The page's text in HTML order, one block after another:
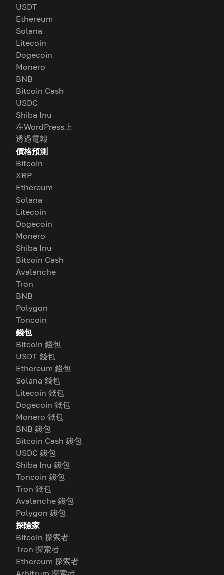
USDT
Ethereum
Solana
Litecoin
Dogecoin
Monero
BNB
Bitcoin Cash
USDC
Shiba Inu
在WordPress上
透過電報
價格預測
Bitcoin
XRP
Ethereum
Solana
Litecoin
Dogecoin
Monero
Shiba Inu
Bitcoin Cash
Avalanche
Tron
BNB
Polygon
Toncoin
錢包
Bitcoin 錢包
USDT 錢包
Ethereum 錢包
Solana 錢包
Litecoin 錢包
Dogecoin 錢包
Monero 錢包
BNB 錢包
Bitcoin Cash 錢包
USDC 錢包
Shiba Inu 錢包
Toncoin 錢包
Tron 錢包
Avalanche 錢包
Polygon 錢包
探險家
Bitcoin 探索者
Tron 探索者
Ethereum 探索者